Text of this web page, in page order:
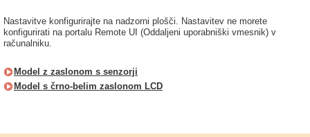
Nastavitve konfigurirajte na nadzorni plošči. Nastavitev ne morete
konfigurirati na portalu Remote UI (Oddaljeni uporabniški vmesnik) v
računalniku.
Model z zaslonom s senzorji
Model s črno-belim zaslonom LCD